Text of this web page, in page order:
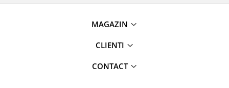
MAGAZIN
CLIENTI
CONTACT